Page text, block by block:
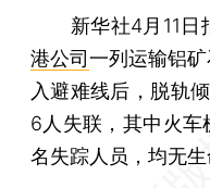
新华社4月11日
港公司一列运输铝
入避难线后，脱轨
6人失联，其中火
名失踪人员，均无